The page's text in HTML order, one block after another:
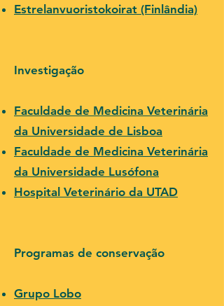
Estrelanvuoristokoirat (Finlândia)
Investigação
Faculdade de Medicina Veterinária
da Universidade de Lisboa
Faculdade de Medicina Veterinária
da Universidade Lusófona
Hospital Veterinário da UTAD
Programas de conservação
Grupo Lobo